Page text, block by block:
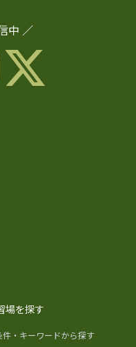
中 ／
場を探す
件・キーワードから探す